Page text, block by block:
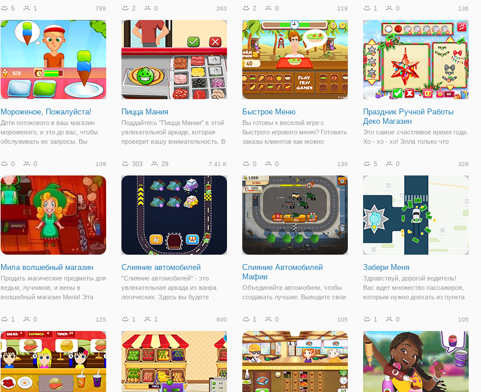
вкуснейшие блюда! Помогите
попробуйте заработать 3 звезды,
служа им так быстро, как
борется кафе. К счастью, кафе
приключение было...
заказчика. Вы можете
количеством клиентов ежедневно,
некоторые из них очень
процесс происходит за счет
словами, вам просто нужно
постоянно нажимать на
5 1 789
Мороженое, Пожалуйста!
Дети потокового в ваш магазин
мороженого, и это до вас, чтобы
обслуживать их запросы. Вы
требованиями? Служить молодые
пожалуйста, вам будет
необходимо сделать
2 0 263
Пицца Мания
Поддайтесь "Пицца Мании" в этой
увлекательной аркаде, которая
проверит вашу внимательность. В
порадовать своих посетителей
надеются, вы приготовите
правильно.
2 0 219
Быстрое Меню
Вы готовы к веселой игре с
быстрого игрового меню? Готовить
заказы клиентов как можно
количество очков в игре меню. Не
монеты и quot; кнопку, чтобы
получить
1 0 136
Праздник Ручной Работы
Деко Магазин
Это самое счастливое время года.
Хо - хо - хо! Элла только что
магазин ручной работы. Помочь
удивительные украшения для
магазина. Откройте для себя все
интересные вещи вы
0 0 109
Мила волшебный магазин
Продать магические предметы для
ведьм, лучников, и жены в
волшебный магазин Мила! Эта
проблем вам заработать тысячи
продать завязку, карты Таро, и
кошки к клиентам.
303 29 7.41 K
Слияние автомобилей
"Слияние автомобилей" - это
увлекательная аркада из жанра
логических. Здесь вы будете
соединяющего машины, чтобы
трек. На игровом поле вы видите
машины,
0 0 136
Слияние Автомобилей
Мафии
Объединяйте автомобили, чтобы
создавать лучшие. Выводите свои
зарабатывайте деньги каждый раз,
черту! Зайдите в магазин, чтобы
купить автомобили для слияния.
5 0 328
Забери Меня
Здравствуй, дорогой водитель!
Вас ждет множество пассажиров,
которым нужно доехать из пункта
Меня". Это красочная, динамичная
удобной механикой. Здесь вы
1 0 125 1 1 600 1 0 105 1 0 105